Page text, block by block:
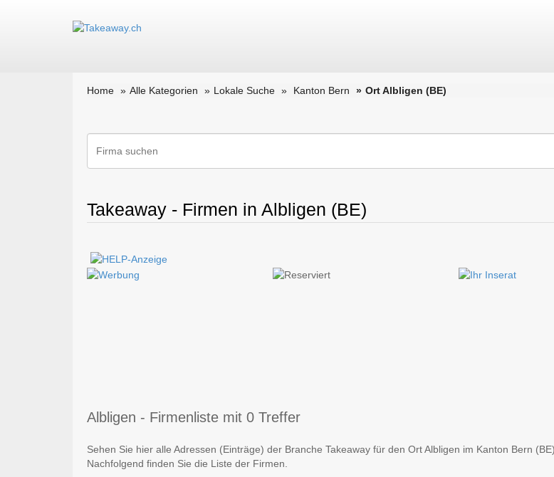
Home Alle Kategorien Lokale Suche Kanton Bern Ort Albligen (BE)
Takeaway - Firmen in Albligen (BE)
Albligen - Firmenliste mit 0 Treffer
Sehen Sie hier alle Adressen (Einträge) der Branche Takeaway für den Ort Albligen im Kanton Bern
Nachfolgend finden Sie die Liste der Firmen.